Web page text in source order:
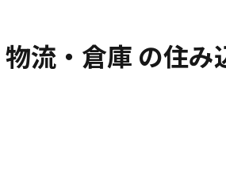
流・倉庫 の住み